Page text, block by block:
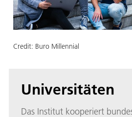
Credit: Buro Millennial
Universitäten
Das Institut kooperiert